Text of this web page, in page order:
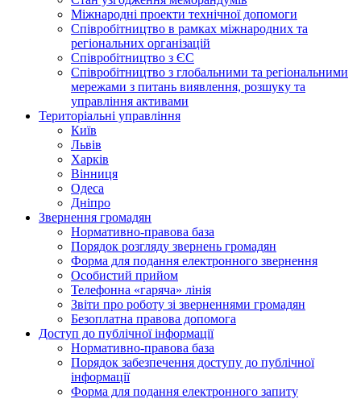
Міжнародні проекти технічної допомоги
Співробітництво в рамках міжнародних та
регіональних організацій
Співробітництво з ЄС
Співробітництво з глобальними та регіональними
мережами з питань виявлення, розшуку та
управління активами
Територіальні управління
Київ
Львів
Харків
Вінниця
Одеса
Дніпро
Звернення громадян
Нормативно-правова база
Порядок розгляду звернень громадян
Форма для подання електронного звернення
Особистий прийом
Телефонна «гаряча» лінія
Звіти про роботу зі зверненнями громадян
Безоплатна правова допомога
Доступ до публічної інформації
Нормативно-правова база
Порядок забезпечення доступу до публічної
інформації
Форма для подання електронного запиту